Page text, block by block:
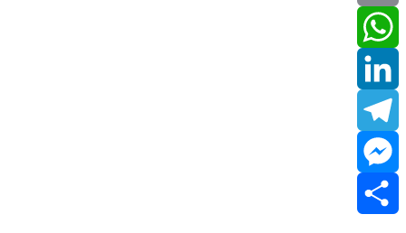
Email
WhatsApp
LinkedIn
Telegram
Messenger